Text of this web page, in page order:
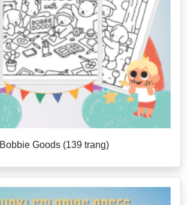
Bobbie Goods (139 trang)